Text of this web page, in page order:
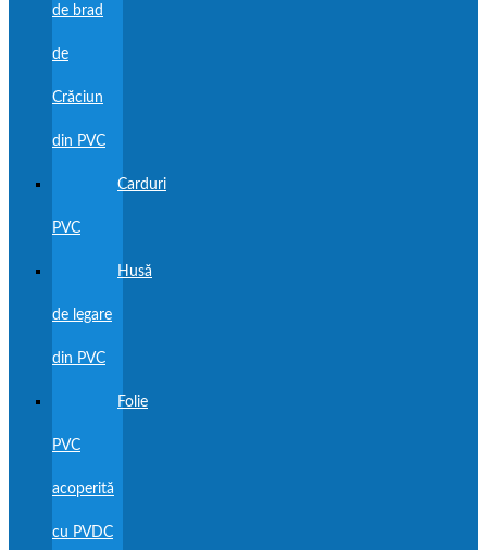
de brad
de
Crăciun
din PVC
Carduri
PVC
Husă
de legare
din PVC
Folie
PVC
acoperită
cu PVDC